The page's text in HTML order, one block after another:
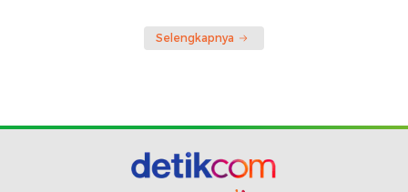
Selengkapnya